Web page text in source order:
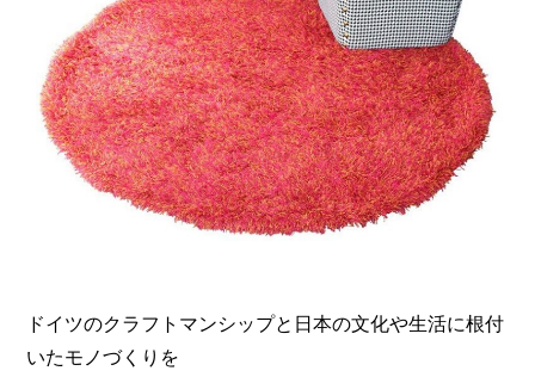
ドイツのクラフトマンシップと日本の文化や生活に根付
いたモノづくりを